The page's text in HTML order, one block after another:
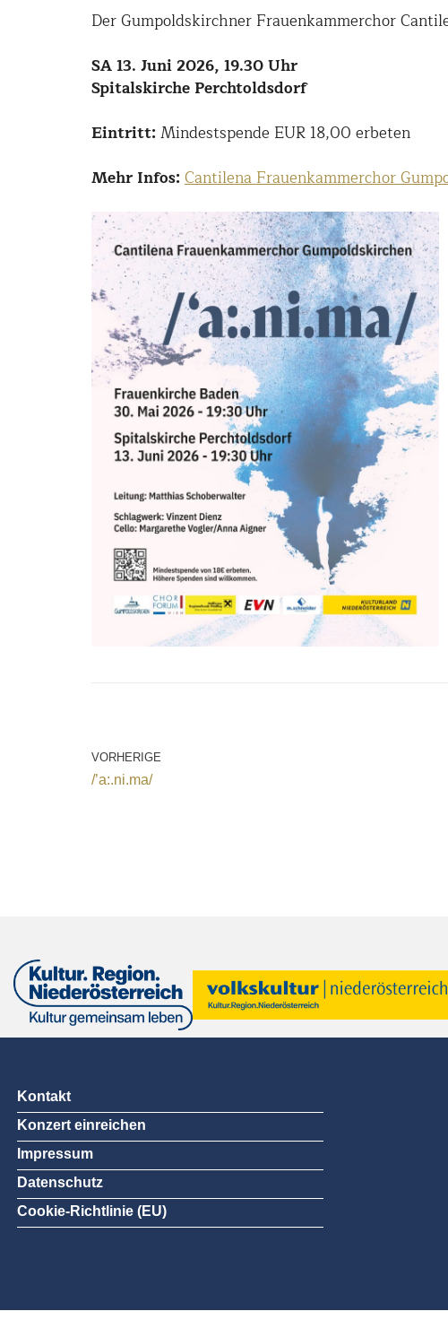
Der Gumpoldskirchner Frauenkammerchor
SA 13. Juni 2026, 19.30 Uhr
Spitalskirche Perchtoldsdorf
Eintritt:Mindestspende EUR 18,00 erbeten
Mehr Infos:Cantilena Frauenkammerchor
VORHERIGE
/’a:.ni.ma/
Kontakt
Konzert einreichen
Impressum
Datenschutz
Cookie-Richtlinie (EU)